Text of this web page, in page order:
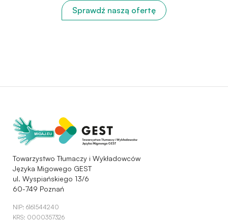
Sprawdź naszą ofertę
Towarzystwo Tłumaczy i Wykładowców
Języka Migowego GEST
ul. Wyspiańskiego 13/6
60-749 Poznań
NIP: 6161544240
KRS: 0000357326